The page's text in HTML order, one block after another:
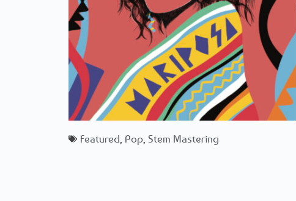
Featured, Pop, Stem Mastering